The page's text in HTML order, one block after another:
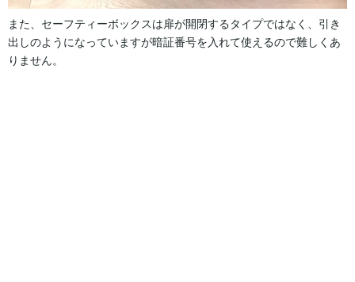
また、セーフティーボックスは扉が開閉するタイプではなく、引き
出しのようになっていますが暗証番号を入れて使えるので難しくあ
りません。